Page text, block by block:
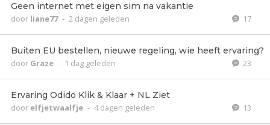
Geen internet met eigen sim na vakantie
door liane77 - 2 dagen geleden 17
Buiten EU bestellen, nieuwe regeling, wie heeft ervaring?
door Graze - 1 dag geleden 23
Ervaring Odido Klik & Klaar + NL Ziet
door elfjetwaalfje - 4 dagen geleden 13